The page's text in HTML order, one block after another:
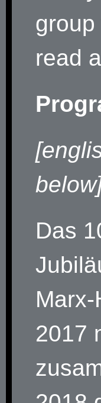
read
Das
2017